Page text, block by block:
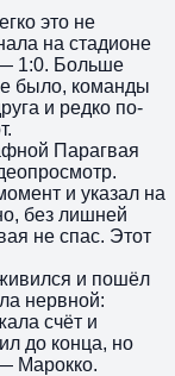
это не
на стадионе
1:0. Больше
было, команды
и редко по-
Парагвая
и указал на
без лишней
не спас. Этот
и пошёл
нервной:
счёт и
до конца, но
Марокко.